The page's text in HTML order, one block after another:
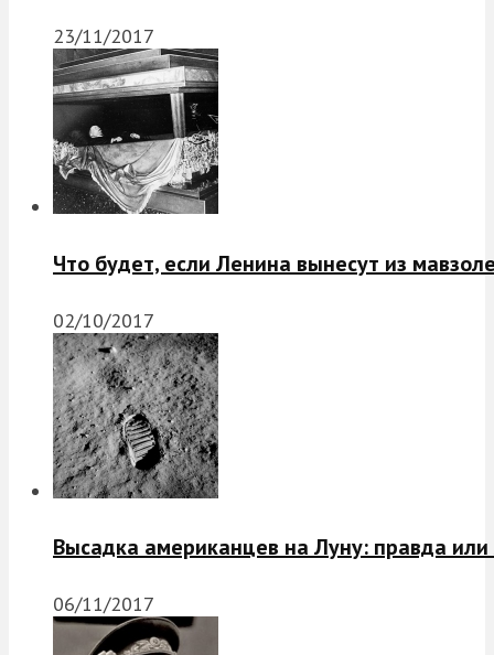
23/11/2017
Что будет, если Ленина вынесут из
02/10/2017
Высадка американцев на Луну: правда
06/11/2017